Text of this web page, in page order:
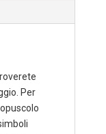
Per